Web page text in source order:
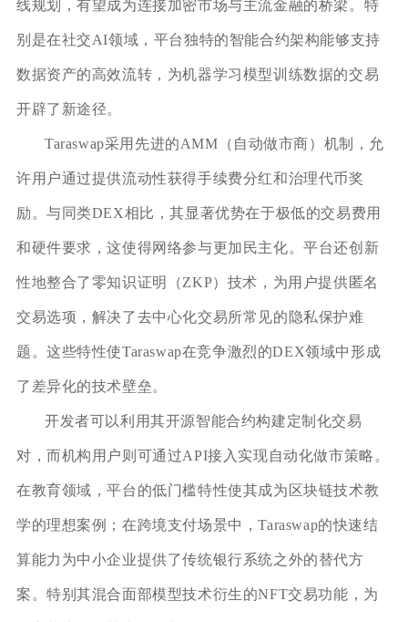
线规划，有望成为连接加密市场与主流金融的桥梁。特
别是在社交AI领域，平台独特的智能合约架构能够支持
数据资产的高效流转，为机器学习模型训练数据的交易
开辟了新途径。
Taraswap采用先进的AMM（自动做市商）机制，允
许用户通过提供流动性获得手续费分红和治理代币奖
励。与同类DEX相比，其显著优势在于极低的交易费用
和硬件要求，这使得网络参与更加民主化。平台还创新
性地整合了零知识证明（ZKP）技术，为用户提供匿名
交易选项，解决了去中心化交易所常见的隐私保护难
题。这些特性使Taraswap在竞争激烈的DEX领域中形成
了差异化的技术壁垒。
开发者可以利用其开源智能合约构建定制化交易
对，而机构用户则可通过API接入实现自动化做市策略。
在教育领域，平台的低门槛特性使其成为区块链技术教
学的理想案例；在跨境支付场景中，Taraswap的快速结
算能力为中小企业提供了传统银行系统之外的替代方
案。特别其混合面部模型技术衍生的NFT交易功能，为